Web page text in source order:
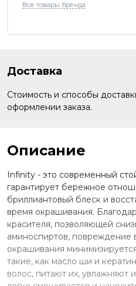
Все товары бренда
Доставка
Стоимость и способы
оформлении заказа.
Описание
Infinity - это современный
гарантирует бережное
бриллиантовый блеск и
время окрашивания.
красителя, позволяющей
аминоспиртов, повреждение
окрашивания
такие, как масло ши и
волос, питают их, увлажняют